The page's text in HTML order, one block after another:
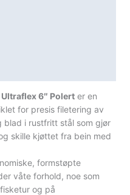
6″ Polert er en
for presis filetering av
blad i rustfritt stål som gjør
skille kjøttet fra bein med
formstøpte
våte forhold, noe som
og på